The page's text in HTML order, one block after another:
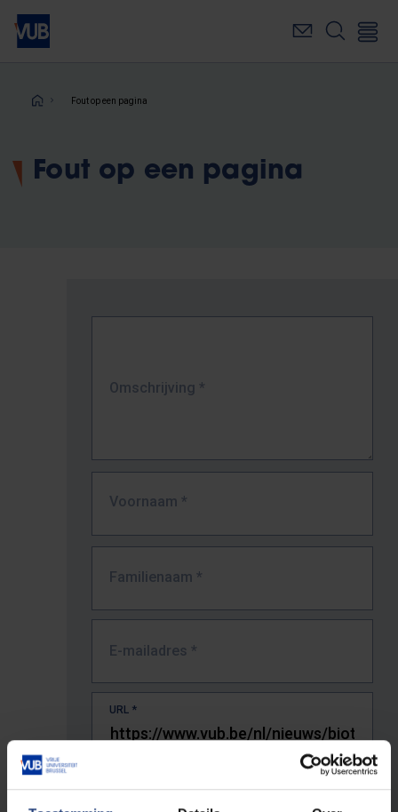
Overslaan
naar
inhoudKruimelpad
Fout op een pagina
Fout op een pagina
Omschrijving *
Voornaam *
Familienaam *
E-mailadres *
URL *
De volledige URL van de pagina waar je de fout zag.